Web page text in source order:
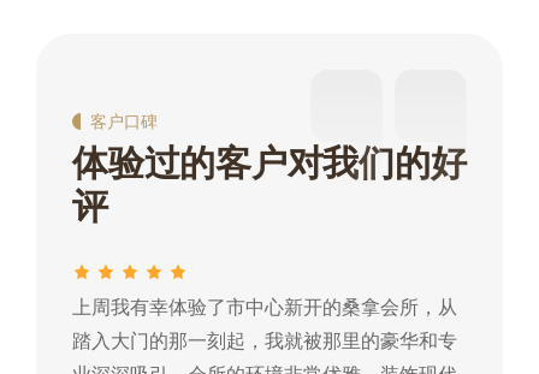
客户口碑
体验过的客户对我们的好
评
上周我有幸体验了市中心新开的桑拿会所，从
踏入大门的那一刻起，我就被那里的豪华和专